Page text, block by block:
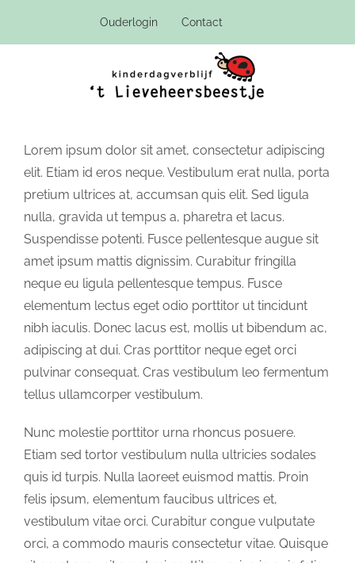
Ouderlogin Contact
Lorem ipsum dolor sit amet, consectetur adipiscing
elit. Etiam id eros neque. Vestibulum erat nulla, porta
pretium ultrices at, accumsan quis elit. Sed ligula
nulla, gravida ut tempus a, pharetra et lacus.
Suspendisse potenti. Fusce pellentesque augue sit
amet ipsum mattis dignissim. Curabitur fringilla
neque eu ligula pellentesque tempus. Fusce
elementum lectus eget odio porttitor ut tincidunt
nibh iaculis. Donec lacus est, mollis ut bibendum ac,
adipiscing at dui. Cras porttitor neque eget orci
pulvinar consequat. Cras vestibulum leo fermentum
tellus ullamcorper vestibulum.
Nunc molestie porttitor urna rhoncus posuere.
Etiam sed tortor vestibulum nulla ultricies sodales
quis id turpis. Nulla laoreet euismod mattis. Proin
felis ipsum, elementum faucibus ultrices et,
vestibulum vitae orci. Curabitur congue vulputate
orci, a commodo mauris consectetur vitae. Quisque